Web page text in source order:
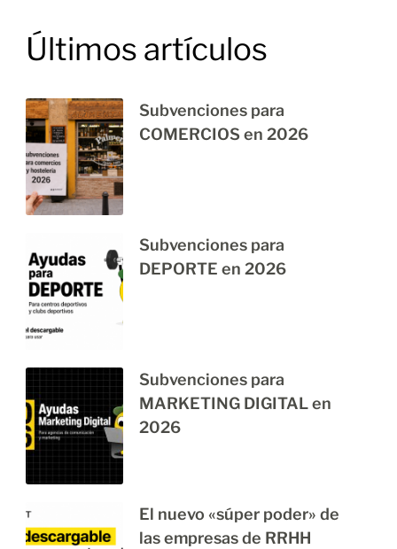
Últimos artículos
Subvenciones para
COMERCIOS en 2026
Subvenciones para
DEPORTE en 2026
Subvenciones para
MARKETING DIGITAL en
2026
El nuevo «súper poder» de
las empresas de RRHH